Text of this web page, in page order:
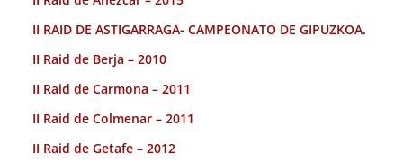
II RAID DE ASTIGARRAGA- CAMPEONATO DE GIPUZKOA.
II Raid de Berja – 2010
II Raid de Carmona – 2011
II Raid de Colmenar – 2011
II Raid de Getafe – 2012